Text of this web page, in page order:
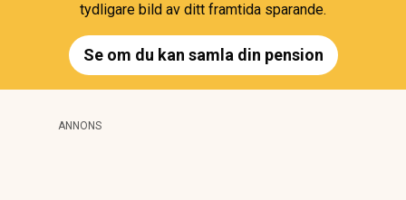
tydligare bild av ditt framtida sparande.
Se om du kan samla din pension
ANNONS